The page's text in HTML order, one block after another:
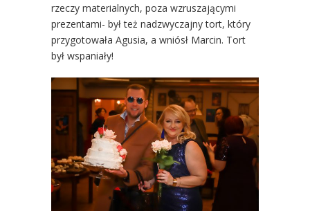
rzeczy materialnych, poza wzruszającymi
prezentami- był też nadzwyczajny tort, który
przygotowała Agusia, a wniósł Marcin. Tort
był wspaniały!